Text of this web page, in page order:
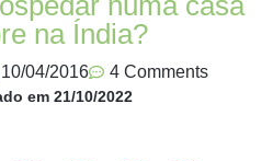
na Índia?
10/04/2016 4 Comments
em 21/10/2022